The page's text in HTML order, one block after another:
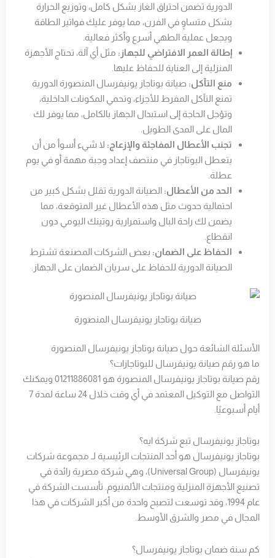
الدورية تضمن احتراق الغاز بشكل كامل، وتوزيع الحرارة
بشكل متساوٍ في الفرن، مما يوفر عليك فواتير الطاقة
ويجعل عملية الطهي أسرع وأكثر فعالية.
إطالة العمر الافتراضي للجهاز: مثل أي آلة، تحتاج الأجهزة
المنزلية إلى العناية للحفاظ عليها.
منع التآكل: صيانة بوتاجاز يونيفرسال المنصورة الدورية
تمنع التآكل المفرط للأجزاء، وتحمي المكونات الداخلية،
وتؤجل الحاجة إلى استبدال الجهاز بالكامل، مما يوفر لك
المال على المدى الطويل.
تجنب الأعطال المفاجئة والإزعاج: لا شيء أسوأ من أن
يتعطل البوتاجاز في منتصف إعداد وجبة مهمة أو في يوم
عطلة.
الحد من الأعطال: الصيانة الدورية تقلل بشكل كبير من
احتمالية حدوث مثل هذه الأعطال غير المتوقعة، مما
يضمن لك راحة البال واستمرارية روتينك اليومي دون
انقطاع.
الحفاظ على الضمان: بعض الشركات المصنعة تشترط
الصيانة الدورية للحفاظ على سريان الضمان على الجهاز.
صيانة بوتاجاز يونيفرسال المنصورة
الأسئلة الشائعة حول صيانة بوتاجاز يونيفرسال المنصورة
ما هو رقم صيانة يونيفرسال للبوتاجازات؟
رقم صيانة بوتاجاز يونيفرسال المنصورة هو 01211886081 ويمكنك
التواصل مع التوكيل المعتمد في أي وقت خلال 24 ساعة لمدة 7
أيام أسبوعيًا.
بوتاجاز يونيفرسال تبع شركة ايه؟
بوتاجاز يونيفرسال هو أحد المنتجات الرئيسية لـ مجموعة شركات
يونيفرسال (Universal Group)، وهي شركة مصرية رائدة في
تصنيع الأجهزة المنزلية ومنتجات الألمنيوم. تأسست الشركة في
عام 1994، وقد توسعت لتصبح واحدة من أكبر الشركات في هذا
المجال في مصر والشرق الأوسط.
كم سنة ضمان بوتاجاز يونيفرسال؟